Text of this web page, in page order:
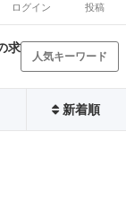
ログイン 投稿
求
人気キーワード
新着順